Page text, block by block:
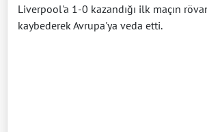
Liverpool'a 1-0 kazandığı ilk maçın
kaybederek Avrupa'ya veda etti.